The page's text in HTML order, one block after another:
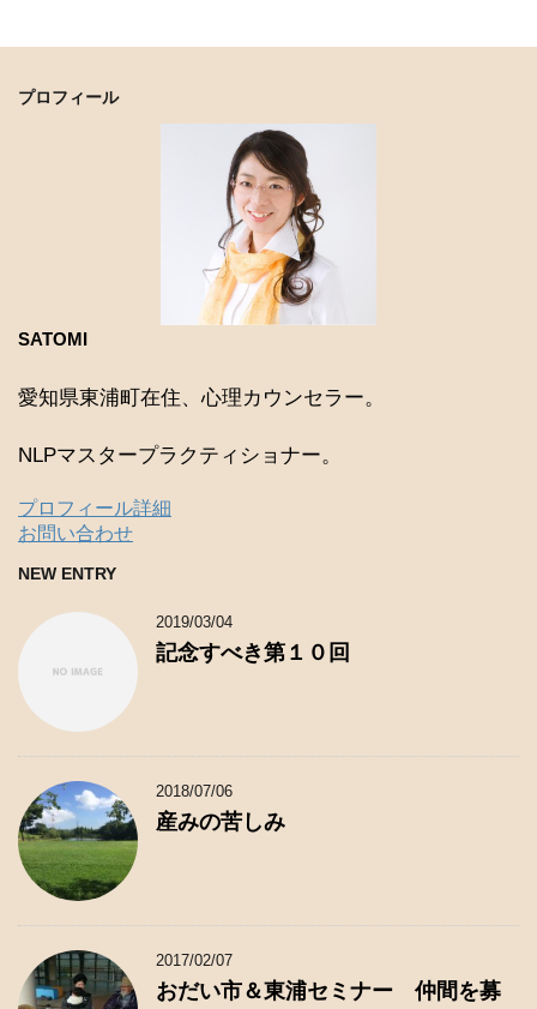
プロフィール
SATOMI
愛知県東浦町在住、心理カウンセラー。
NLPマスタープラクティショナー。
プロフィール詳細
お問い合わせ
NEW ENTRY
2019/03/04
記念すべき第１０回
2018/07/06
産みの苦しみ
2017/02/07
おだい市＆東浦セミナー 仲間を募